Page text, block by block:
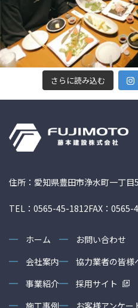
さらに読み込む
住所：愛知県豊田市浄水町一丁目
TEL：0565-45-1812FAX：0565-
ホーム
会社案内
事業紹介
お問い合わせ
協力業者の皆様
採用サイト